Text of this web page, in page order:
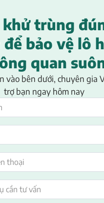
khử trùng
để bảo vệ lô
quan
vào bên dưới, chuyên gia
trợ bạn ngay hôm nay
cần tư vấn